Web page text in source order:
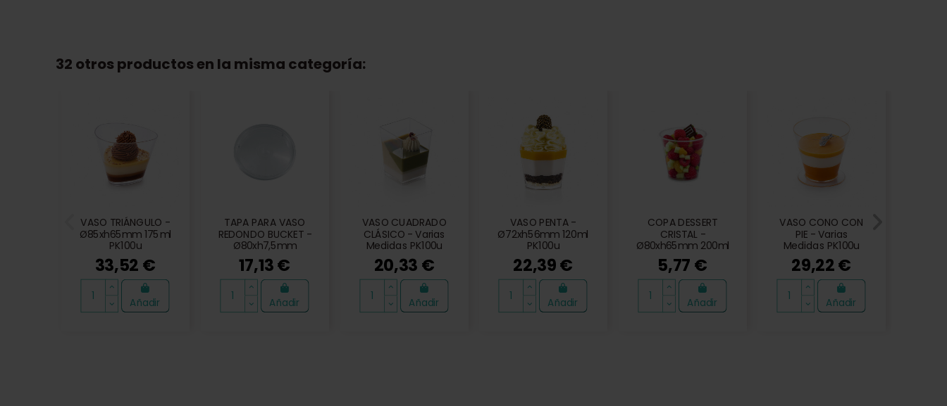
32 otros productos en la misma categoría:
VASO TRIÁNGULO -
Ø85xh65mm 175ml
PK100u
33,52 €
Añadir
TAPA PARA VASO
REDONDO BUCKET -
Ø80xh7,5mm
PK100u
17,13 €
Añadir
VASO CUADRADO
CLÁSICO - Varias
Medidas PK100u
20,33 €
Añadir
VASO PENTA -
Ø72xh56mm 120ml
PK100u
22,39 €
Añadir
COPA DESSERT
CRISTAL -
Ø80xh65mm 200ml
PK50u
5,77 €
Añadir
VASO CONO CON
PIE - Varias
Medidas PK100u
29,22 €
Añadir